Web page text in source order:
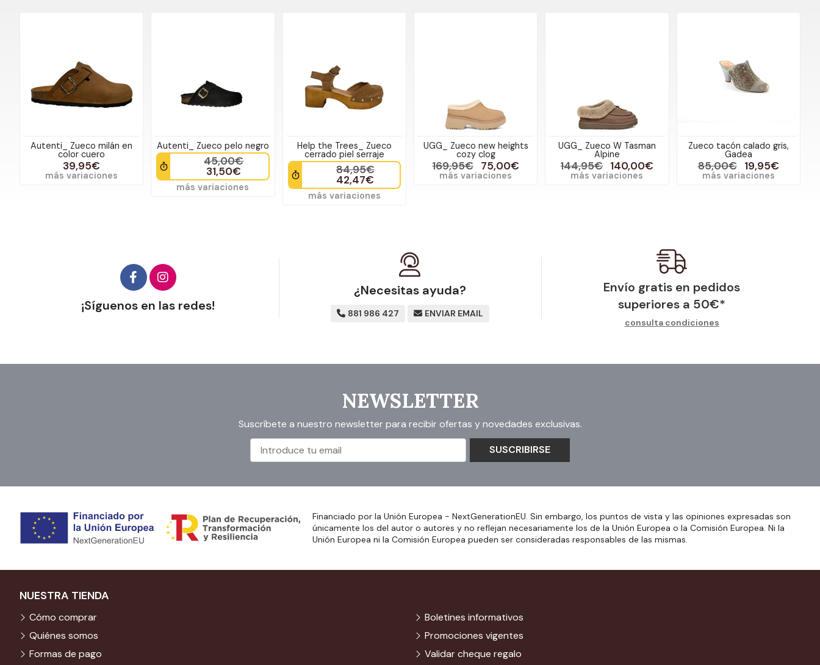
Autenti_ Zueco milán en
color cuero
39,95€
más variaciones
Autenti_ Zueco pelo negro
45,00€
31,50€
más variaciones
Help the Trees_ Zueco
cerrado piel serraje
84,95€
42,47€
más variaciones
UGG_ Zueco new heights
cozy clog
169,95€ 75,00€
más variaciones
UGG_ Zueco W Tasman
Alpine
144,95€ 140,00€
más variaciones
Zueco tacón calado gris,
Gadea
85,00€ 19,95€
más variaciones
¡Síguenos en las redes!
¿Necesitas ayuda?
881 986 427 ENVIAR EMAIL
Envío gratis en pedidos
superiores a 50€*
consulta condiciones
NEWSLETTER
Suscríbete a nuestro newsletter para recibir ofertas y novedades exclusivas.
SUSCRIBIRSE
Financiado por la Unión Europea - NextGenerationEU. Sin embargo, los puntos de vista y las opiniones expresadas son
únicamente los del autor o autores y no reflejan necesariamente los de la Unión Europea o la Comisión Europea. Ni la
Unión Europea ni la Comisión Europea pueden ser consideradas responsables de las mismas.
NUESTRA TIENDA
Cómo comprar
Quiénes somos
Formas de pago
Boletines informativos
Promociones vigentes
Validar cheque regalo